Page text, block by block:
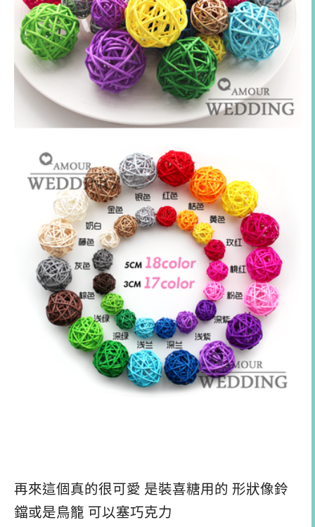
再來這個真的很可愛 是裝喜糖用的 形狀像鈴
鐺或是鳥籠 可以塞巧克力